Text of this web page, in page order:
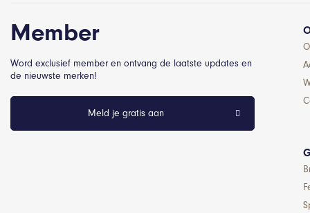
Member
Word exclusief member en ontvang de laatste updates en
de nieuwste merken!
Meld je gratis aan